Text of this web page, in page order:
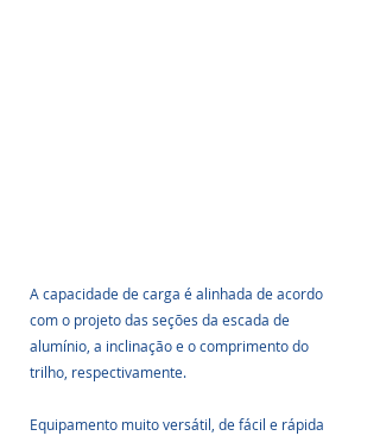
A capacidade de carga é alinhada de acordo
com o projeto das seções da escada de
alumínio, a inclinação e o comprimento do
trilho, respectivamente.
Equipamento muito versátil, de fácil e rápida